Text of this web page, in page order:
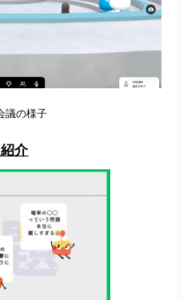
議の様子
介